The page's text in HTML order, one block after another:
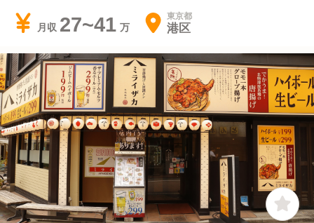
月収 27~41 東京都
港区